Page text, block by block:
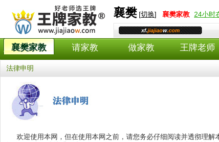
襄樊 [切换] 襄樊家教 24小时
xf.jiajiaow.com
襄樊家教 请家教 做家教 王牌老师
法律申明
欢迎使用本网，但在使用本网之前，请您务必仔细阅读并透彻理